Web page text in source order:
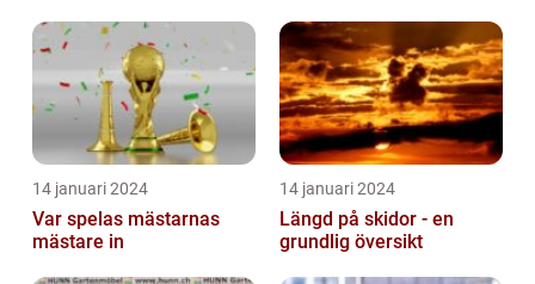
14 januari 2024
Var spelas mästarnas
mästare in
14 januari 2024
Längd på skidor - en
grundlig översikt